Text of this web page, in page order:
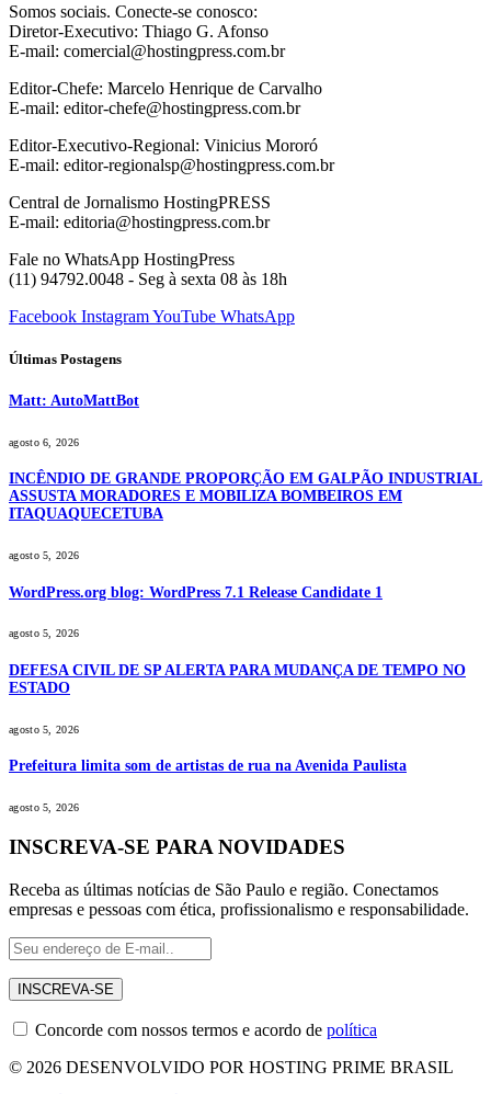
Somos sociais. Conecte-se conosco:
Diretor-Executivo: Thiago G. Afonso
E-mail: comercial@hostingpress.com.br
Editor-Chefe: Marcelo Henrique de Carvalho
E-mail: editor-chefe@hostingpress.com.br
Editor-Executivo-Regional: Vinicius Mororó
E-mail: editor-regionalsp@hostingpress.com.br
Central de Jornalismo HostingPRESS
E-mail: editoria@hostingpress.com.br
Fale no WhatsApp HostingPress
(11) 94792.0048 - Seg à sexta 08 às 18h
Facebook InstagramYouTube WhatsApp
Últimas Postagens
Matt: AutoMattBot
agosto 6, 2026
INCÊNDIO DE GRANDE PROPORÇÃO EM GALPÃO INDUSTRIAL
ASSUSTA MORADORES E MOBILIZA BOMBEIROS EM
ITAQUAQUECETUBA
agosto 5, 2026
WordPress.org blog: WordPress 7.1 Release Candidate 1
agosto 5, 2026
DEFESA CIVIL DE SP ALERTA PARA MUDANÇA DE TEMPO NO
ESTADO
agosto 5, 2026
Prefeitura limita som de artistas de rua na Avenida Paulista
agosto 5, 2026
INSCREVA-SE PARA NOVIDADES
Receba as últimas notícias de São Paulo e região. Conectamos
empresas e pessoas com ética, profissionalismo e responsabilidade.
Concorde com nossos termos e acordo de política
© 2026 DESENVOLVIDO POR HOSTING PRIME BRASIL